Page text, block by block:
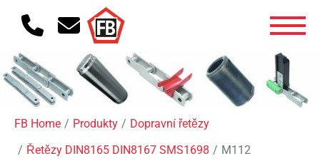
FB Home Produkty
Dopravní řetězy
Řetězy DIN8165 DIN8167 SMS1698
M112